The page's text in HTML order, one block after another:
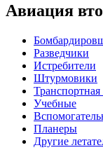
Авиация
Разведчики
Истребители
Штурмовики
Учебные
Планеры
Другие